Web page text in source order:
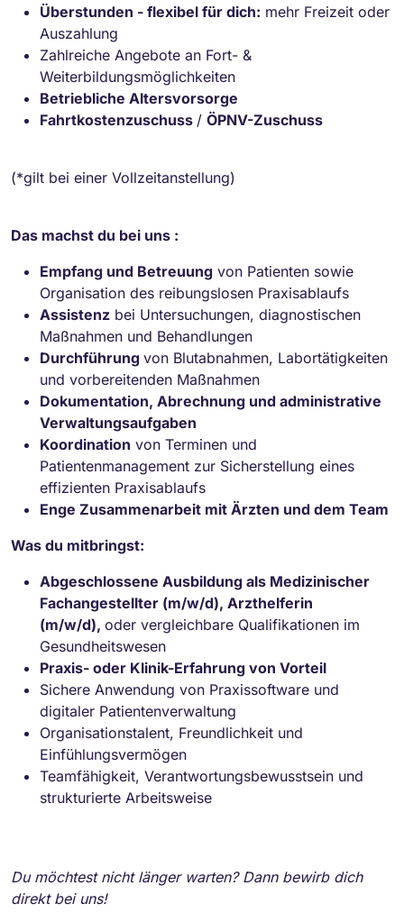
Überstunden - flexibel für dich: mehr Freizeit oder
Auszahlung
Zahlreiche Angebote an Fort- &
Weiterbildungsmöglichkeiten
Betriebliche Altersvorsorge
Fahrtkostenzuschuss / ÖPNV-Zuschuss
(*gilt bei einer Vollzeitanstellung)
Das machst du bei uns :
Empfang und Betreuung von Patienten sowie
Organisation des reibungslosen Praxisablaufs
Assistenz bei Untersuchungen, diagnostischen
Maßnahmen und Behandlungen
Durchführung von Blutabnahmen, Labortätigkeiten
und vorbereitenden Maßnahmen
Dokumentation, Abrechnung und administrative
Verwaltungsaufgaben
Koordination von Terminen und
Patientenmanagement zur Sicherstellung eines
effizienten Praxisablaufs
Enge Zusammenarbeit mit Ärzten und dem Team
Was du mitbringst:
Abgeschlossene Ausbildung als Medizinischer
Fachangestellter (m/w/d), Arzthelferin
(m/w/d), oder vergleichbare Qualifikationen im
Gesundheitswesen
Praxis- oder Klinik-Erfahrung von Vorteil
Sichere Anwendung von Praxissoftware und
digitaler Patientenverwaltung
Organisationstalent, Freundlichkeit und
Einfühlungsvermögen
Teamfähigkeit, Verantwortungsbewusstsein und
strukturierte Arbeitsweise
Du möchtest nicht länger warten? Dann bewirb dich
direkt bei uns!